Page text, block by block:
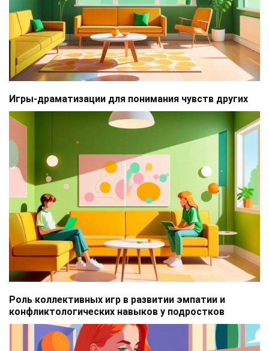
Игры-драматизации для понимания чувств других
Роль коллективных игр в развитии эмпатии и
конфликтологических навыков у подростков